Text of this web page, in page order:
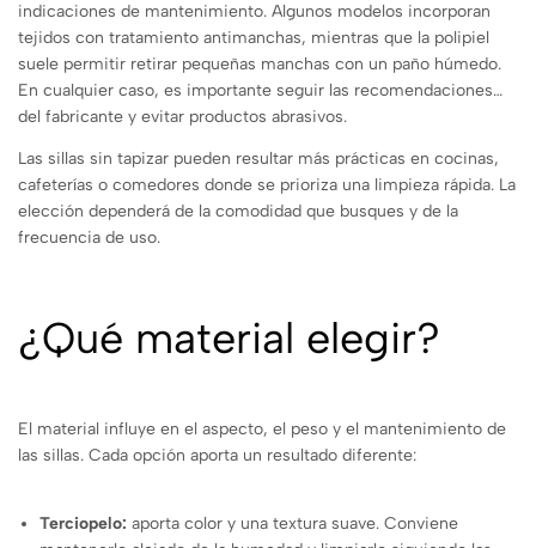
indicaciones de mantenimiento. Algunos modelos incorporan
tejidos con tratamiento antimanchas, mientras que la polipiel
suele permitir retirar pequeñas manchas con un paño húmedo.
En cualquier caso, es importante seguir las recomendaciones
del fabricante y evitar productos abrasivos.
Las sillas sin tapizar pueden resultar más prácticas en cocinas,
cafeterías o comedores donde se prioriza una limpieza rápida. La
elección dependerá de la comodidad que busques y de la
frecuencia de uso.
¿Qué material elegir?
El material influye en el aspecto, el peso y el mantenimiento de
las sillas. Cada opción aporta un resultado diferente:
Terciopelo: aporta color y una textura suave. Conviene